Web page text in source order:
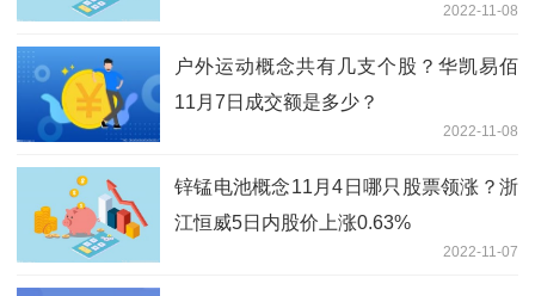
2022-11-08
户外运动概念共有几支个股？华凯易佰
11月7日成交额是多少？
2022-11-08
锌锰电池概念11月4日哪只股票领涨？浙
江恒威5日内股价上涨0.63%
2022-11-07